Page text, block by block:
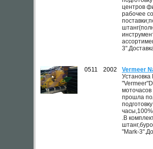
центров
рабочее
0511 2002
Vermeer
моточасов
прошла
.В
"Mark-